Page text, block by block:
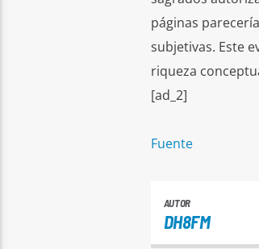
páginas
subjetivas. Este
riqueza
[ad_2]
Fuente
AUTOR
DH8FM